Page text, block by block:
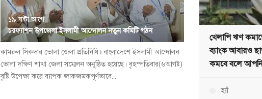
১৯ ঘন্টা আগে
চরফ্যাশন উপজেলা ইসলামী আন্দোলন নতুন কমিটি গঠন
কামরুল সিকদার ভোলা জেলা প্রতিনিধি॥ বাংলাদেশে ইসলামী আন্দোলন
ভোলা দক্ষিণ শাখা জেলা সম্মেলন অনুষ্ঠিত হয়েছে। বৃহস্পতিবার(৬আগষ্ট)
বৃষ্টি উপেক্ষা করে ব্যাপক জাকজমকপূর্ণভাবে...
খেলাপি ঋণ
ব্যাংক আবারও
কমবে বলে
হ্যাঁ